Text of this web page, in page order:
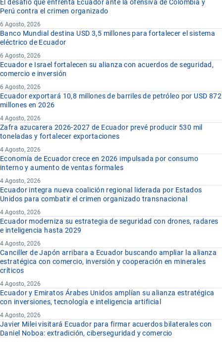
El desafío que enfrenta Ecuador ante la ofensiva de Colombia y
Perú contra el crimen organizado
6 Agosto, 2026
Banco Mundial destina USD 3,5 millones para fortalecer el sistema
eléctrico de Ecuador
6 Agosto, 2026
Ecuador e Israel fortalecen su alianza con acuerdos de seguridad,
comercio e inversión
6 Agosto, 2026
Ecuador exportará 10,8 millones de barriles de petróleo por USD 872
millones en 2026
4 Agosto, 2026
Zafra azucarera 2026-2027 de Ecuador prevé producir 530 mil
toneladas y fortalecer exportaciones
4 Agosto, 2026
Economía de Ecuador crece en 2026 impulsada por consumo
interno y aumento de ventas formales
4 Agosto, 2026
Ecuador integra nueva coalición regional liderada por Estados
Unidos para combatir el crimen organizado transnacional
4 Agosto, 2026
Ecuador moderniza su estrategia de seguridad con drones, radares
e inteligencia hasta 2029
4 Agosto, 2026
Canciller de Japón arribara a Ecuador buscando ampliar la alianza
estratégica con comercio, inversión y cooperación en minerales
críticos
4 Agosto, 2026
Ecuador y Emiratos Árabes Unidos amplían su alianza estratégica
con inversiones, tecnología e inteligencia artificial
4 Agosto, 2026
Javier Milei visitará Ecuador para firmar acuerdos bilaterales con
Daniel Noboa: extradición, ciberseguridad y comercio